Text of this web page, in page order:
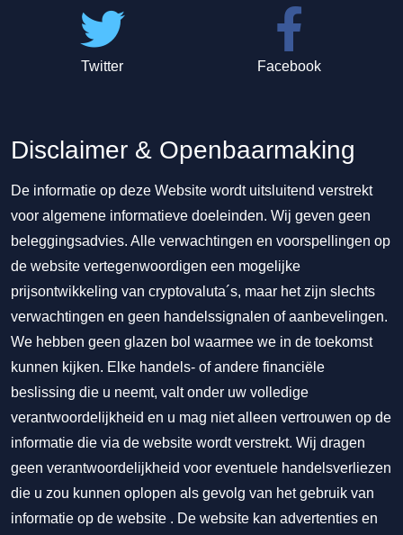
Twitter Facebook
Disclaimer & Openbaarmaking
De informatie op deze Website wordt uitsluitend verstrekt
voor algemene informatieve doeleinden. Wij geven geen
beleggingsadvies. Alle verwachtingen en voorspellingen op
de website vertegenwoordigen een mogelijke
prijsontwikkeling van cryptovaluta´s, maar het zijn slechts
verwachtingen en geen handelssignalen of aanbevelingen.
We hebben geen glazen bol waarmee we in de toekomst
kunnen kijken. Elke handels- of andere financiële
beslissing die u neemt, valt onder uw volledige
verantwoordelijkheid en u mag niet alleen vertrouwen op de
informatie die via de website wordt verstrekt. Wij dragen
geen verantwoordelijkheid voor eventuele handelsverliezen
die u zou kunnen oplopen als gevolg van het gebruik van
informatie op de website . De website kan advertenties en